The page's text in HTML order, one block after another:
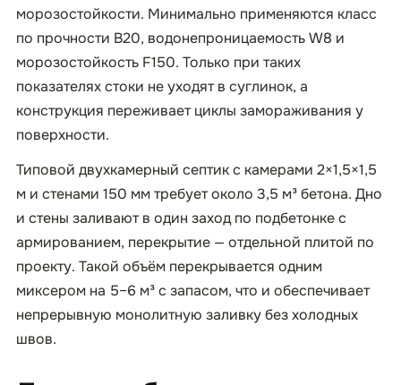
морозостойкости. Минимально применяются класс
по прочности B20, водонепроницаемость W8 и
морозостойкость F150. Только при таких
показателях стоки не уходят в суглинок, а
конструкция переживает циклы замораживания у
поверхности.
Типовой двухкамерный септик с камерами 2×1,5×1,5
м и стенами 150 мм требует около 3,5 м³ бетона. Дно
и стены заливают в один заход по подбетонке с
армированием, перекрытие — отдельной плитой по
проекту. Такой объём перекрывается одним
миксером на 5–6 м³ с запасом, что и обеспечивает
непрерывную монолитную заливку без холодных
швов.